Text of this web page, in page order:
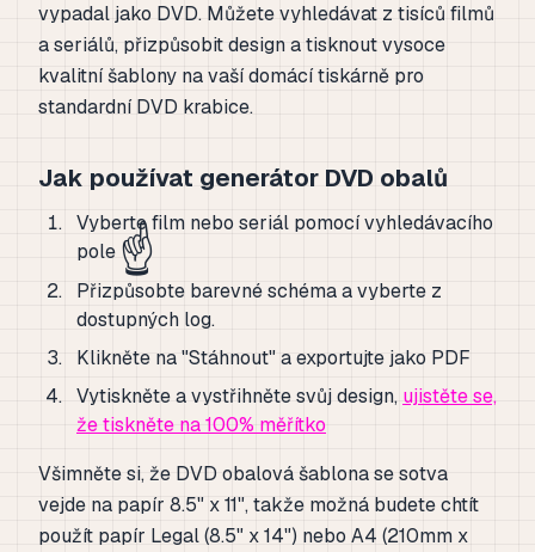
vypadal jako DVD. Můžete vyhledávat z tisíců filmů
a seriálů, přizpůsobit design a tisknout vysoce
kvalitní šablony na vaší domácí tiskárně pro
standardní DVD krabice.
Jak používat generátor DVD obalů
Vyberte film nebo seriál pomocí vyhledávacího
pole ☝️
Přizpůsobte barevné schéma a vyberte z
dostupných log.
Klikněte na "Stáhnout" a exportujte jako PDF
Vytiskněte a vystřihněte svůj design, ujistěte se,
že tiskněte na 100% měřítko
Všimněte si, že DVD obalová šablona se sotva
vejde na papír 8.5" x 11", takže možná budete chtít
použít papír Legal (8.5" x 14") nebo A4 (210mm x